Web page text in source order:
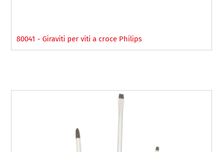
80041 - Giraviti per viti a croce Philips